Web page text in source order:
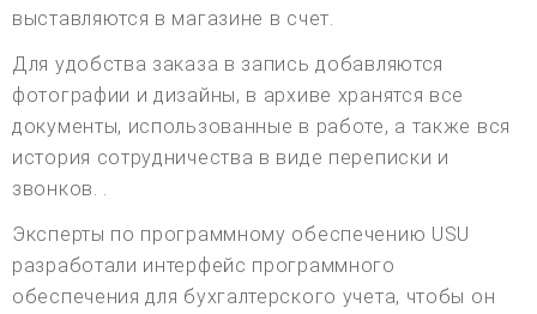
выставляются в магазине в счет.
Для удобства заказа в запись добавляются
фотографии и дизайны, в архиве хранятся все
документы, использованные в работе, а также вся
история сотрудничества в виде переписки и
звонков. .
Эксперты по программному обеспечению USU
разработали интерфейс программного
обеспечения для бухгалтерского учета, чтобы он